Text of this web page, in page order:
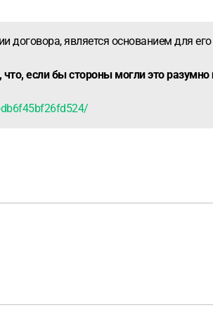
договора, является основанием для
если бы стороны могли это